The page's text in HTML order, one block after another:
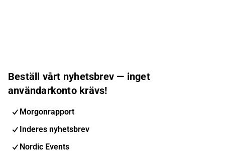
Beställ vårt nyhetsbrev — inget
användarkonto krävs!
Morgonrapport
Inderes nyhetsbrev
Nordic Events